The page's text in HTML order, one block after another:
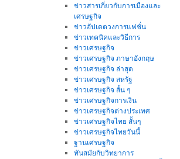
ข่าวสารเกี่ยวกับการเมืองและ
เศรษฐกิจ
ข่าวอัปเดตวงการแฟชั่น
ข่าวเทคนิคและวิธีการ
ข่าวเศรษฐกิจ
ข่าวเศรษฐกิจ ภาษาอังกฤษ
ข่าวเศรษฐกิจ ล่าสุด
ข่าวเศรษฐกิจ สหรัฐ
ข่าวเศรษฐกิจ สั้น ๆ
ข่าวเศรษฐกิจการเงิน
ข่าวเศรษฐกิจต่างประเทศ
ข่าวเศรษฐกิจไทย สั้นๆ
ข่าวเศรษฐกิจไทยวันนี้
ฐานเศรษฐกิจ
ทันสมัยกับวิทยาการ